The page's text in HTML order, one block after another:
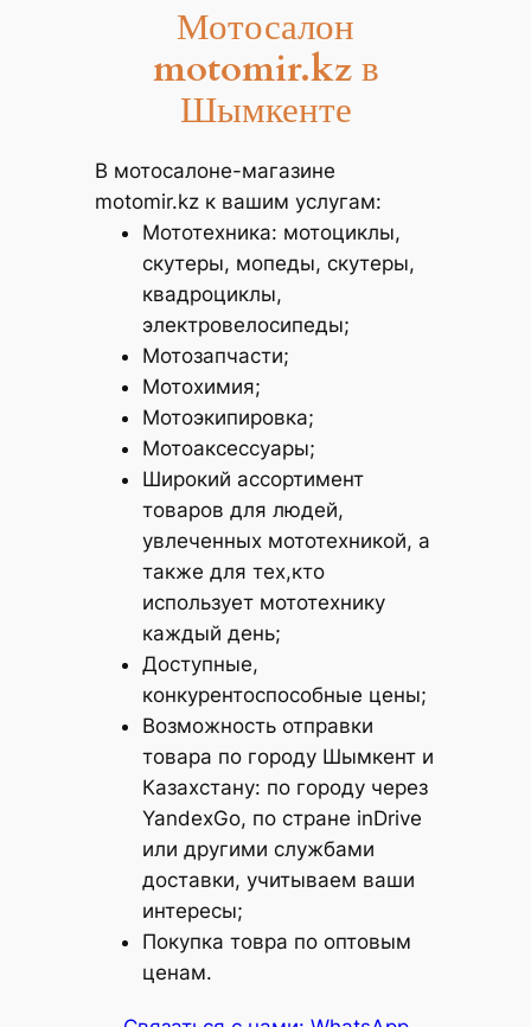
Мотосалон
motomir.kzв
Шымкенте
В мотосалоне-магазине
motomir.kz к вашим услугам:
Мототехника: мотоциклы,
скутеры, мопеды, скутеры,
квадроциклы,
электровелосипеды;
Мотозапчасти;
Мотохимия;
Мотоэкипировка;
Мотоаксессуары;
Широкий ассортимент
товаров для людей,
увлеченных мототехникой, а
также для тех,кто
использует мототехнику
каждый день;
Доступные,
конкурентоспособные цены;
Возможность отправки
товара по городу Шымкент и
Казахстану: по городу через
YandexGo, по стране inDrive
или другими службами
доставки, учитываем ваши
интересы;
Покупка товра по оптовым
ценам.